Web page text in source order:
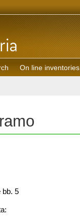
On line inventories
bb. 5